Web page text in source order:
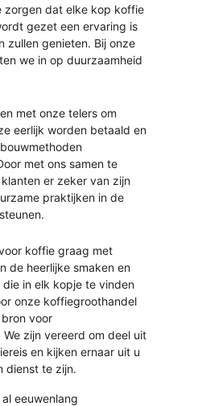
zorgen dat elke kop koffie
gezet een ervaring is
zullen genieten. Bij onze
we in op duurzaamheid
met onze telers om
eerlijk worden betaald en
met ons samen te
er zeker van zijn
praktijken in de
koffie graag met
de heerlijke smaken en
in elk kopje te vinden
onze koffiegroothandel
voor
zijn vereerd om deel uit
en kijken ernaar uit u
dienst te zijn.
eeuwenlang